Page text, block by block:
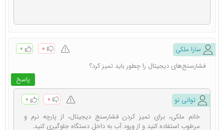
شرکت پخش و بازرگانی توانی نو آروند ویرا به عنوان یکی از
بزرگترین شرکت‌های پخش کننده فشارسنج خانگی و حرفه‌ای
در ایران فعال است. همکاران محترم تجهیزات پزشکی و درمانی
جهت ارتباط و بهره‌مندی از مزایای همکاری با ما در تماس
باشند. از جمله برندهای توزیعی: نمایندگی انحصاری زنیت مد،
نمایندگی گلامور، بیورر و امرن در تهران، و سایر برندهای وارداتی
سارا ملکی ۰ ۰
پاسخ
فشارسنج‌های دیجیتال را چطور باید تمیز کرد؟
توانی نو ۰ ۰
خانم ملکی، برای تمیز کردن فشارسنج دیجیتال، از پارچه نرم و
مرطوب استفاده کنید و از ورود آب به داخل دستگاه جلوگیری کنید.